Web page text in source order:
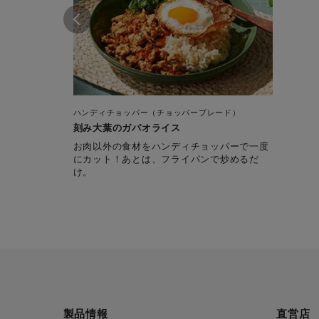
ハンディチョッパー（チョッパーブレード）
刻み大葉のガパオライス
お肉以外の食材をハンディチョッパーで一度
にカット！あとは、フライパンで炒めるだ
け。
製品情報 直営店